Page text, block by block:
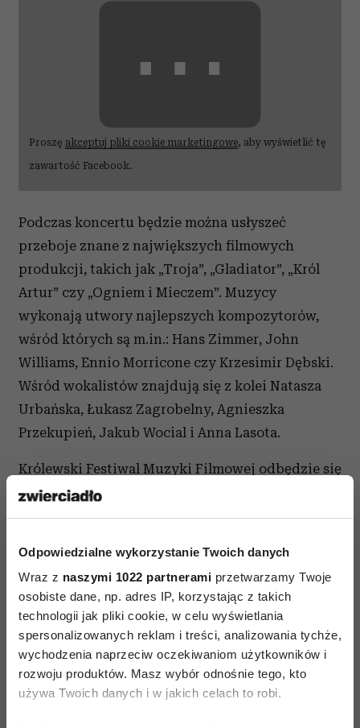
Odpowiedzialne wykorzystanie Twoich danych
Wraz z naszymi 1022 partnerami przetwarzamy Twoje
osobiste dane, np. adres IP, korzystając z takich
technologii jak pliki cookie, w celu wyświetlania
spersonalizowanych reklam i treści, analizowania tychże,
wychodzenia naprzeciw oczekiwaniom użytkowników i
rozwoju produktów. Masz wybór odnośnie tego, kto
używa Twoich danych i w jakich celach to robi.
⋯
Proszę akceptuj pliki cookie marketingowe, aby wyświetlić tę
zawartość Facebook.
Podczas koncertu będzie można usłyszeć
przeboje znane z największych filmowych
produkcji, takich jak „Troja”, „Gladiator”, „Król
Artur” czy „Ogniem i Mieczem”. Muzycy
wykonają utwory najlepszych kompozytorów,
wśród których są m.in.: Hans Zimmer, John
Williams, Ennio Morricone czy Krzesimir Dębski.
Wśród wokalistów znajdują się z kolei Natasza
Urbańska, Łukasz Zagrobelny, Agnieszka
Przekupień, Jakub Wocial i Anna Lasota.
Królewski Festiwal Muzyki Filmowej odbędzie się
11 czerwca w Warszawie na terenach Pałacu
w Wilanowie. Bilety można kupić na stronie
MUZYKA KLASYCZNA